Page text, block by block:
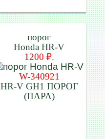
порог
Honda HR-V
1200 ₽.
W-340921
HR-V GH1 ПОРОГ
(ПАРА)